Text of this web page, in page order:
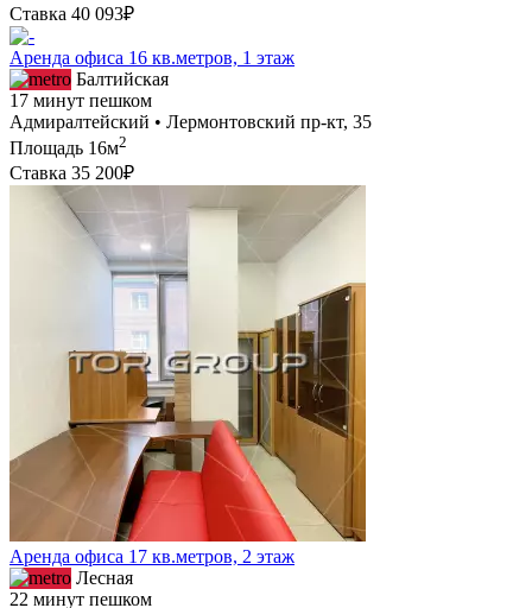
Ставка 40 093₽
Аренда офиса 16 кв.метров, 1 этаж
Балтийская
17 минут пешком
Адмиралтейский • Лермонтовский пр-кт, 35
Площадь 16м2
Ставка 35 200₽
Аренда офиса 17 кв.метров, 2 этаж
Лесная
22 минут пешком